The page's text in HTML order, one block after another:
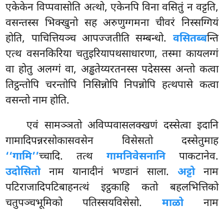
एकेकेन विप्पवासोति अत्थो, एकेनपि विना वसितुं न वट्टति,
वसन्तस्स भिक्खुनो सह अरुणुग्गमना चीवरं निस्सग्गियं
होति, पाचित्तियञ्च आपज्जतीति सम्बन्धो. वसितब्बन्ति
एत्थ वसनकिरिया चतुइरियापथसाधारणा, तस्मा कायलग्गं
वा होतु अलग्गं वा, अड्ढतेय्यरतनस्स पदेसस्स अन्तो कत्वा
तिट्ठन्तोपि चरन्तोपि निसिन्नोपि निपन्नोपि हत्थपासे कत्वा
वसन्तो नाम होति.
एवं सामञ्ञतो अविप्पवासलक्खणं दस्सेत्वा इदानि
गामादिपन्नरसोकासवसेन विसेसतो दस्सेतुमाह
‘‘गामि’’च्चादि. तत्थ गामनिवेसनानिपाकटानेव.
उदोसितोनाम यानादीनं भण्डानं साला. अट्टोनाम
पटिराजादिपटिबाहनत्थं इट्ठकाहि कतो बहलभित्तिको
चतुपञ्चभूमिको पतिस्सयविसेसो. माळोनाम